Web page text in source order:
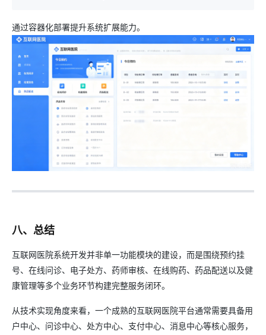
通过容器化部署提升系统扩展能力。
八、总结
互联网医院系统开发并非单一功能模块的建设，而是围绕预约挂
号、在线问诊、电子处方、药师审核、在线购药、药品配送以及健
康管理等多个业务环节构建完整服务闭环。
从技术实现角度来看，一个成熟的互联网医院平台通常需要具备用
户中心、问诊中心、处方中心、支付中心、消息中心等核心服务，